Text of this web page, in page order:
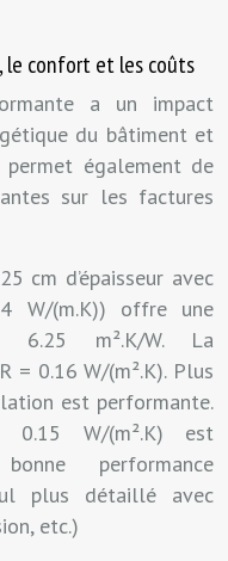
le confort et les coûts
a un impact
du bâtiment et
également de
sur les factures
cm d’épaisseur avec
W/(m.K)) offre une
6.25 m².K/W. La
= 0.16 W/(m².K). Plus
est performante.
W/(m².K) est
performance
plus détaillé avec
etc.)